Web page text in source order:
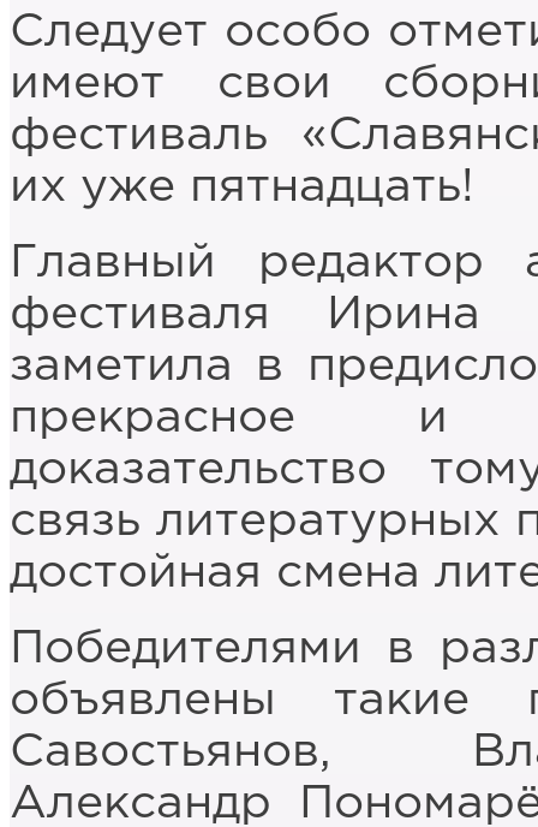
Следует особо
имеют свои
фестиваль
их уже пятнадцать!
Главный редактор
фестиваля Ирина
заметила в
прекрасное и
доказательство
связь литературных
достойная смена
Победителями в
объявлены такие
Савостьянов,
Александр